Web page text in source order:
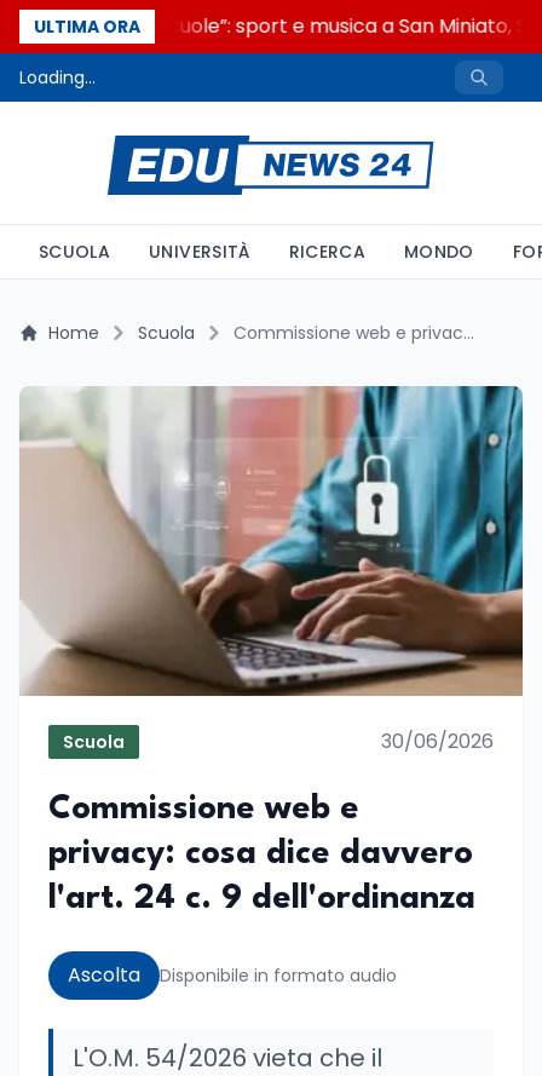
ULTIMA ORA
“Noi siamo le Scuole”: sport e musica a San Miniato,
Loading...
SCUOLA UNIVERSITÀ RICERCA MONDO
Home Scuola Commissione web e privacy: cosa dice davvero l'art. 24 c. 9 dell'ordinanza
Scuola 30/06/2026
Commissione web e
privacy: cosa dice davvero
l'art. 24 c. 9 dell'ordinanza
Ascolta Disponibile in formato audio
L'O.M. 54/2026 vieta che il